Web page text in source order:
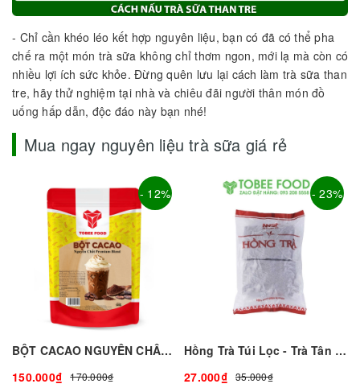
- Chỉ cần khéo léo kết hợp nguyên liệu, bạn có đã có thể pha
chế ra một món trà sữa không chỉ thơm ngon, mới lạ mà còn có
nhiều lợi ích sức khỏe. Đừng quên lưu lại cách làm trà sữa than
tre, hãy thử nghiệm tại nhà và chiêu đãi người thân món đồ
uống hấp dẫn, độc đáo này bạn nhé!
Mua ngay nguyên liệu trà sữa giá rẻ
- 12%
BỘT CACAO NGUYÊN CHÂT THƯỢNG HẠNG - 500GR I TOBEE FOOD
150.000₫
170.000₫
- 23%
Hồng Trà Túi Lọc - Trà Tân Nam Bắc - 300G
27.000₫ 35.000₫